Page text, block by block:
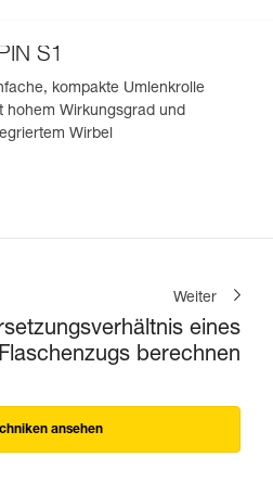
S1
kompakte Umlenkrolle
hohem Wirkungsgrad und
Wirbel
Weiter
eines
Flaschenzugs berechnen
ansehen